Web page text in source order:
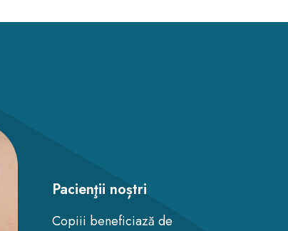
Pacienţii noștri
Copiii beneficiază de